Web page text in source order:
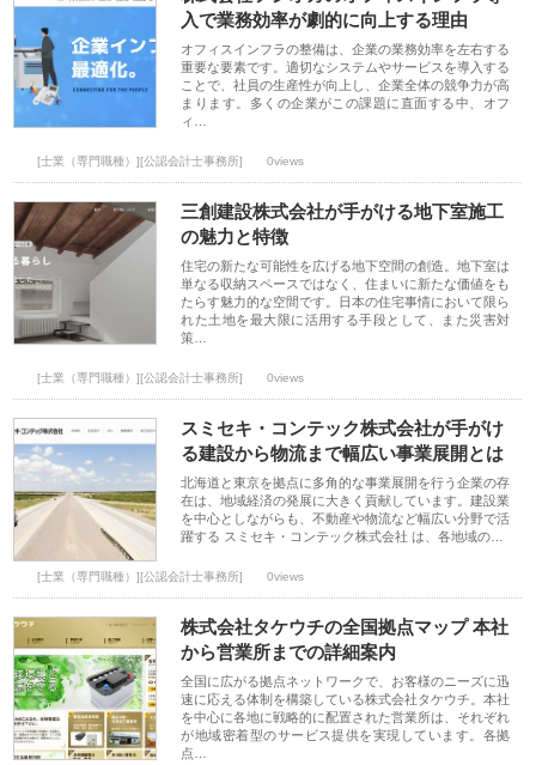
入で業務効率が劇的に向上する理由
オフィスインフラの整備は、企業の業務効率を左右する
重要な要素です。適切なシステムやサービスを導入する
ことで、社員の生産性が向上し、企業全体の競争力が高
まります。多くの企業がこの課題に直面する中、オフ
ィ…
[士業（専門職種）][公認会計士事務所] 0views
三創建設株式会社が手がける地下室施工
の魅力と特徴
住宅の新たな可能性を広げる地下空間の創造。地下室は
単なる収納スペースではなく、住まいに新たな価値をも
たらす魅力的な空間です。日本の住宅事情において限ら
れた土地を最大限に活用する手段として、また災害対
策…
[士業（専門職種）][公認会計士事務所] 0views
スミセキ・コンテック株式会社が手がけ
る建設から物流まで幅広い事業展開とは
北海道と東京を拠点に多角的な事業展開を行う企業の存
在は、地域経済の発展に大きく貢献しています。建設業
を中心としながらも、不動産や物流など幅広い分野で活
躍する スミセキ・コンテック株式会社 は、各地域の…
[士業（専門職種）][公認会計士事務所] 0views
株式会社タケウチの全国拠点マップ 本社
から営業所までの詳細案内
全国に広がる拠点ネットワークで、お客様のニーズに迅
速に応える体制を構築している株式会社タケウチ。本社
を中心に各地に戦略的に配置された営業所は、それぞれ
が地域密着型のサービス提供を実現しています。各拠
点…